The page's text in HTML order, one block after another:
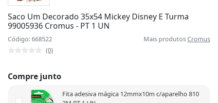
Saco Um Decorado 35x54 Mickey Disney E Turma
99005936 Cromus - PT 1 UN
Código: 668522 Mais produtosCromus
(0)
Compre junto
Fita adesiva mágica 12mmx10m c/aparelho 810